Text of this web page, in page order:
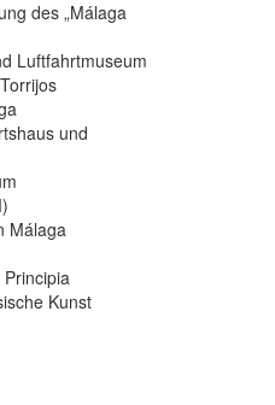
des „Málaga
Luftfahrtmuseum
und
Málaga
Kunst